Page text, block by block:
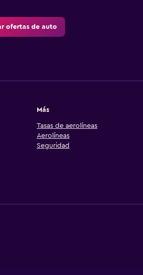
ofertas de auto
Más
Tasas de aerolíneas
Aerolíneas
Seguridad